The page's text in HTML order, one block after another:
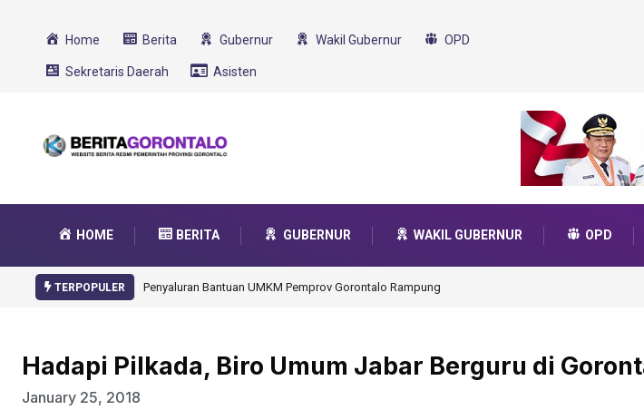
Home Berita Gubernur Wakil Gubernur OPD
Sekretaris Daerah Asisten
HOME BERITA GUBERNUR WAKIL GUBERNUR OPD
TERPOPULER Gorontalo Ikut Dukung Program SMA Unggul Garuda Transformasi 2025
Hadapi Pilkada, Biro Umum Jabar Berguru di
January 25, 2018